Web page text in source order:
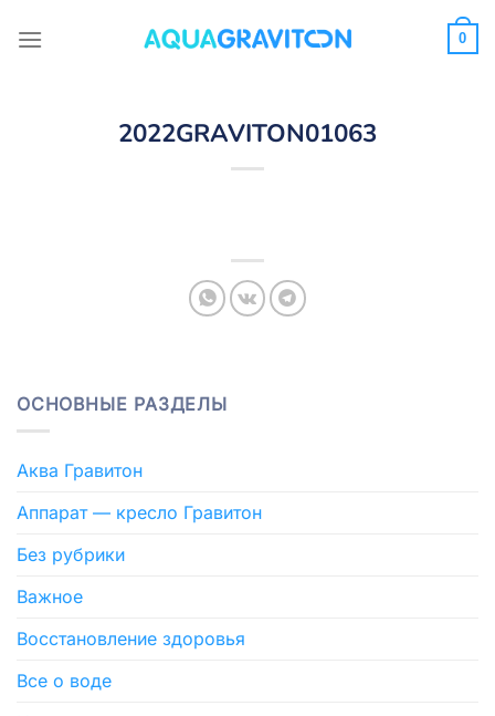
0
2022GRAVITON01063
ОСНОВНЫЕ РАЗДЕЛЫ
Аква Гравитон
Аппарат — кресло Гравитон
Без рубрики
Важное
Восстановление здоровья
Все о воде